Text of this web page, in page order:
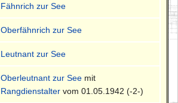
Fähnrich zur See
Oberfähnrich zur See
Leutnant zur See
Oberleutnant zur See mit
Rangdienstalter vom 01.05.1942 (-2-)